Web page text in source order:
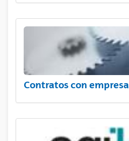
Contratos con